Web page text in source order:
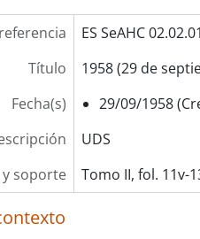
[UDS] 69 - 1959 (19 de
[UDS] 70 - 1960 (19 de
[UDS] 71 - 1960 (29
[UDS] 72 - 1960 (29 de
[UDS] 73 - 1960 (7 de
[UDS] 75 - 1960 (27 de
[UDS] 76 - 1960 (17
[UDS] 77 - 1960 (27 de
[UDS] 79 - 1960 (2 de
ES SeAHC
Título
1958 (29 de
Fecha(s)
29/09/1958
UDS
soporte
Tomo II, fol. 11v-